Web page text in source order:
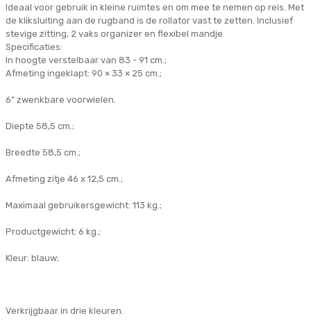
Ideaal voor gebruik in kleine ruimtes en om mee te nemen op reis. Met
de kliksluiting aan de rugband is de rollator vast te zetten. Inclusief
stevige zitting, 2 vaks organizer en flexibel mandje.
Specificaties:
In hoogte verstelbaar van 83 - 91 cm.;
Afmeting ingeklapt: 90 × 33 × 25 cm.;
6” zwenkbare voorwielen.
Diepte 58,5 cm.;
Breedte 58,5 cm.;
Afmeting zitje 46 x 12,5 cm.;
Maximaal gebruikersgewicht: 113 kg.;
Productgewicht: 6 kg.;
Kleur: blauw;
Verkrijgbaar in drie kleuren.